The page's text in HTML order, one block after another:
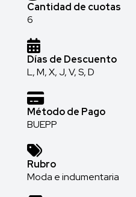
Cantidad de cuotas
6
Días de Descuento
L, M, X, J, V, S, D
Método de Pago
BUEPP
Rubro
Moda e indumentaria